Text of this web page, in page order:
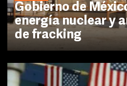
Gobierno de
energía nuclear y
de fracking